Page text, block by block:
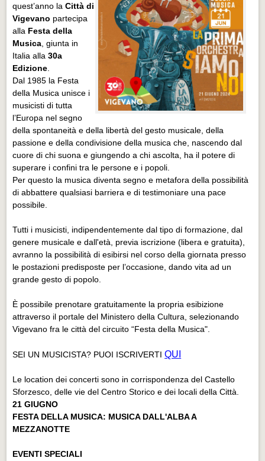
quest’anno laCittà di
Vigevano partecipa
alla Festa della
Musica , giunta in
Italia alla30a
Edizione
Dal 1985 la Festa
della Musica unisce i
musicisti di tutta
l’Europa nel segno
della spontaneità e della libertà del gesto musicale, della
passione e della condivisione della musica che, nascendo dal
cuore di chi suona e giungendo a chi ascolta, ha il potere di
superare i confini tra le persone e i popoli.
Per questo la musica diventa segno e metafora della possibilità
di abbattere qualsiasi barriera e di testimoniare una pace
possibile.
Tutti i musicisti, indipendentemente dal tipo di formazione, dal
genere musicale e dall'età, previa iscrizione (libera e gratuita),
avranno la possibilità di esibirsi nel corso della giornata presso
le postazioni predisposte per l’occasione, dando vita ad un
grande gesto di popolo.
È possibile prenotare gratuitamente la propria esibizione
attraverso il portale del Ministero della Cultura, selezionando
Vigevano fra le città del circuito “Festa della Musica".
SEI UN MUSICISTA? PUOI ISCRIVERTIQUI
Le location dei concerti sono in corrispondenza del Castello
Sforzesco, delle vie del Centro Storico e dei locali della Città.
21 GIUGNO
FESTA DELLA MUSICA: MUSICA DALL'ALBA A
MEZZANOTTE
EVENTI SPECIALI